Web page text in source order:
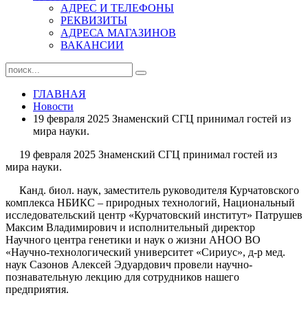
АДРЕС И ТЕЛЕФОНЫ
РЕКВИЗИТЫ
АДРЕСА МАГАЗИНОВ
ВАКАНСИИ
ГЛАВНАЯ
Новости
19 февраля 2025 Знаменский СГЦ принимал гостей из
мира науки.
19 февраля 2025 Знаменский СГЦ принимал гостей из
мира науки.
Канд. биол. наук, заместитель руководителя Курчатовского
комплекса НБИКС – природных технологий, Национальный
исследовательский центр «Курчатовский институт» Патрушев
Максим Владимирович и исполнительный директор
Научного центра генетики и наук о жизни АНОО ВО
«Научно-технологический университет «Сириус», д-р мед.
наук Сазонов Алексей Эдуардович провели научно-
познавательную лекцию для сотрудников нашего
предприятия.